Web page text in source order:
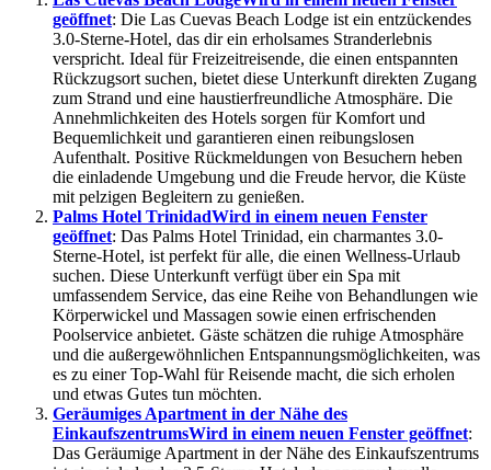
geöffnet: Die Las Cuevas Beach Lodge ist ein entzückendes
3.0-Sterne-Hotel, das dir ein erholsames Stranderlebnis
verspricht. Ideal für Freizeitreisende, die einen entspannten
Rückzugsort suchen, bietet diese Unterkunft direkten Zugang
zum Strand und eine haustierfreundliche Atmosphäre. Die
Annehmlichkeiten des Hotels sorgen für Komfort und
Bequemlichkeit und garantieren einen reibungslosen
Aufenthalt. Positive Rückmeldungen von Besuchern heben
die einladende Umgebung und die Freude hervor, die Küste
mit pelzigen Begleitern zu genießen.
Palms Hotel TrinidadWird in einem neuen Fenster
geöffnet: Das Palms Hotel Trinidad, ein charmantes 3.0-
Sterne-Hotel, ist perfekt für alle, die einen Wellness-Urlaub
suchen. Diese Unterkunft verfügt über ein Spa mit
umfassendem Service, das eine Reihe von Behandlungen wie
Körperwickel und Massagen sowie einen erfrischenden
Poolservice anbietet. Gäste schätzen die ruhige Atmosphäre
und die außergewöhnlichen Entspannungsmöglichkeiten, was
es zu einer Top-Wahl für Reisende macht, die sich erholen
und etwas Gutes tun möchten.
Geräumiges Apartment in der Nähe des
EinkaufszentrumsWird in einem neuen Fenster geöffnet:
Das Geräumige Apartment in der Nähe des Einkaufszentrums